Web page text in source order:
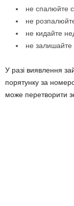
не спалюйте
не
не кидайте
не залишайте
У разі виявлення
порятунку за
може перетворити